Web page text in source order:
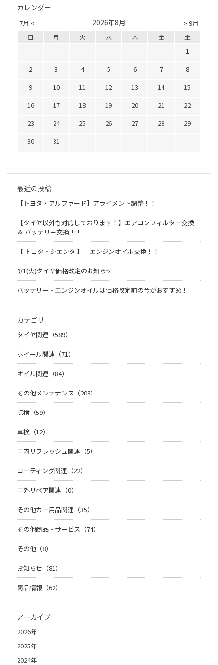
カレンダー
7月 < > 9月
2026年8月
日 月 火 水 木 金
土
1
2
3 4 5 6 7
8
9
10 11 12 13 14
15
16
17 18 19 20 21
22
23
24 25 26 27 28
29
30
31
最近の投稿
【トヨタ・アルファード】アライメント調整！！
【タイヤ以外も対応しております！】エアコンフィルター交換
＆ バッテリー交換！！
【 トヨタ・シエンタ 】 エンジンオイル交換！！
9/1(火)タイヤ価格改定のお知らせ
バッテリー・エンジンオイルは価格改定前の今がおすすめ！
カテゴリ
タイヤ関連（589）
ホイール関連（71）
オイル関連（84）
その他メンテナンス（203）
点検（59）
車検（12）
車内リフレッシュ関連（5）
コーティング関連（22）
車外リペア関連（0）
その他カー用品関連（35）
その他商品・サービス（74）
その他（8）
お知らせ（81）
商品情報（62）
アーカイブ
2026年
2025年
2024年